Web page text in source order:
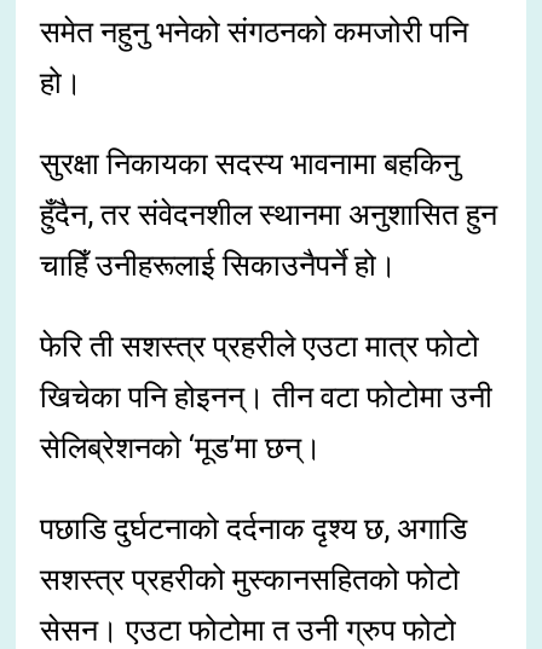
समेत नहुनु भनेको संगठनको कमजोरी पनि
हो।
सुरक्षा निकायका सदस्य भावनामा बहकिनु
हुँदैन, तर संवेदनशील स्थानमा अनुशासित हुन
चाहिँ उनीहरूलाई सिकाउनैपर्ने हो।
फेरि ती सशस्त्र प्रहरीले एउटा मात्र फोटो
खिचेका पनि होइनन्। तीन वटा फोटोमा उनी
सेलिब्रेशनको ‘मूड’मा छन्।
पछाडि दुर्घटनाको दर्दनाक दृश्य छ, अगाडि
सशस्त्र प्रहरीको मुस्कानसहितको फोटो
सेसन। एउटा फोटोमा त उनी ग्रुप फोटो